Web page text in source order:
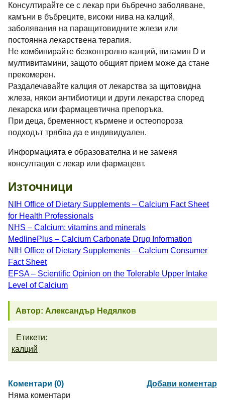
Консултирайте се с лекар при бъбречно заболяване,
камъни в бъбреците, високи нива на калций,
заболявания на паращитовидните жлези или
постоянна лекарствена терапия.
Не комбинирайте безконтролно калций, витамин D и
мултивитамини, защото общият прием може да стане
прекомерен.
Раздалечавайте калция от лекарства за щитовидна
жлеза, някои антибиотици и други лекарства според
лекарска или фармацевтична препоръка.
При деца, бременност, кърмене и остеопороза
подходът трябва да е индивидуален.
Информацията е образователна и не заменя
консултация с лекар или фармацевт.
Източници
NIH Office of Dietary Supplements – Calcium Fact Sheet
for Health Professionals
NHS – Calcium: vitamins and minerals
MedlinePlus – Calcium Carbonate Drug Information
NIH Office of Dietary Supplements – Calcium Consumer
Fact Sheet
EFSA – Scientific Opinion on the Tolerable Upper Intake
Level of Calcium
Автор: Александър Недялков
Етикети:
калций
Коментари (0)
Добави коментар
Няма коментари